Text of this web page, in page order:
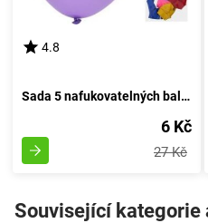
4.8
Sada 5 nafukovatelných balónků o průměru 30 cm, s číslem 50
6 Kč
27 Kč
Související kategorie